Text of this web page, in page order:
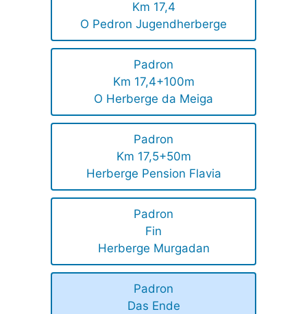
Km 17,4
O Pedron Jugendherberge
Padron
Km 17,4+100m
O Herberge da Meiga
Padron
Km 17,5+50m
Herberge Pension Flavia
Padron
Fin
Herberge Murgadan
Padron
Das Ende